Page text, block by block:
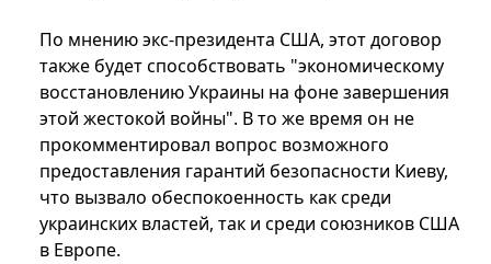
По мнению экс-президента США, этот договор
также будет способствовать "экономическому
восстановлению Украины на фоне завершения
этой жестокой войны". В то же время он не
прокомментировал вопрос возможного
предоставления гарантий безопасности Киеву,
что вызвало обеспокоенность как среди
украинских властей, так и среди союзников США
в Европе.